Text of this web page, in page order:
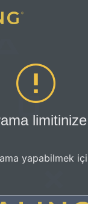
limitinize
yapabilmek